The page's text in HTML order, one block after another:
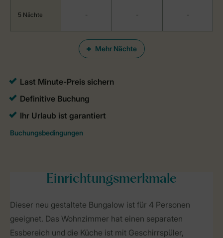
Mehr Nächte
5 Nächte - - -
Einrichtungsmerkmale
Dieser neu gestaltete Bungalow ist für 4 Personen
geeignet. Das Wohnzimmer hat einen separaten
Essbereich und die Küche ist mit Geschirrspüler,